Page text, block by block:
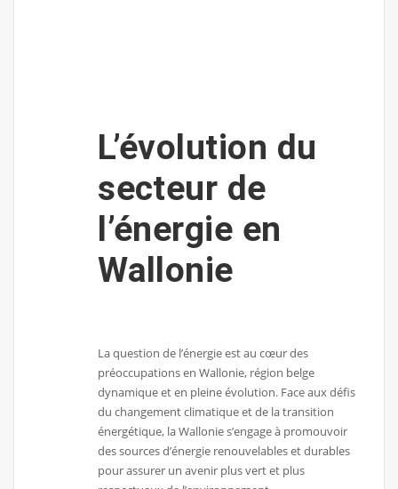
L’évolution du
secteur de
l’énergie en
Wallonie
La question de l’énergie est au cœur des
préoccupations en Wallonie, région belge
dynamique et en pleine évolution. Face aux défis
du changement climatique et de la transition
énergétique, la Wallonie s’engage à promouvoir
des sources d’énergie renouvelables et durables
pour assurer un avenir plus vert et plus